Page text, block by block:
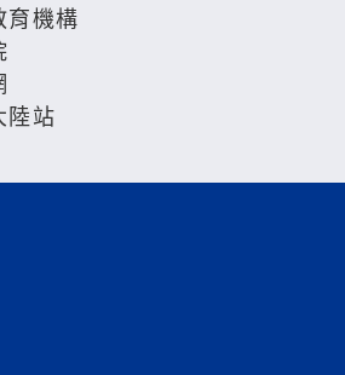
育機構
陸站